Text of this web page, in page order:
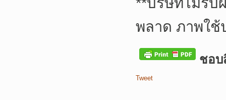
พลาด ภาพใ
ชอบ
Tweet